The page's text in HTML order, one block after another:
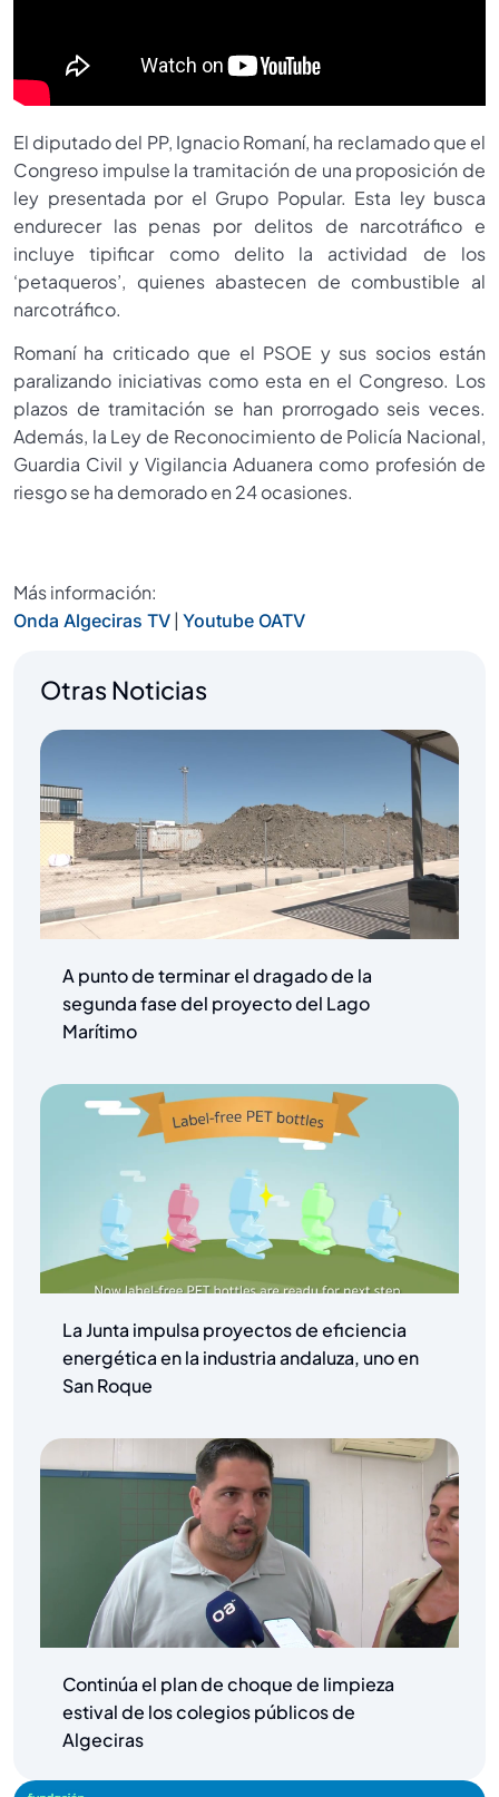
El diputado del PP, Ignacio Romaní, ha reclamado que el
Congreso impulse la tramitación de una proposición de
ley presentada por el Grupo Popular. Esta ley busca
endurecer las penas por delitos de narcotráfico e
incluye tipificar como delito la actividad de los
‘petaqueros’, quienes abastecen de combustible al
narcotráfico.
Romaní ha criticado que el PSOE y sus socios están
paralizando iniciativas como esta en el Congreso. Los
plazos de tramitación se han prorrogado seis veces.
Además, la Ley de Reconocimiento de Policía Nacional,
Guardia Civil y Vigilancia Aduanera como profesión de
riesgo se ha demorado en 24 ocasiones.
Más información:
Onda Algeciras TV | Youtube OATV
Otras Noticias
A punto de terminar el dragado de la
segunda fase del proyecto del Lago
Marítimo
La Junta impulsa proyectos de eficiencia
energética en la industria andaluza, uno en
San Roque
Continúa el plan de choque de limpieza
estival de los colegios públicos de
Algeciras